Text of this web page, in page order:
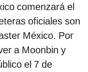
comenzará el
oficiales son
México. Por
a Moonbin y
el 7 de